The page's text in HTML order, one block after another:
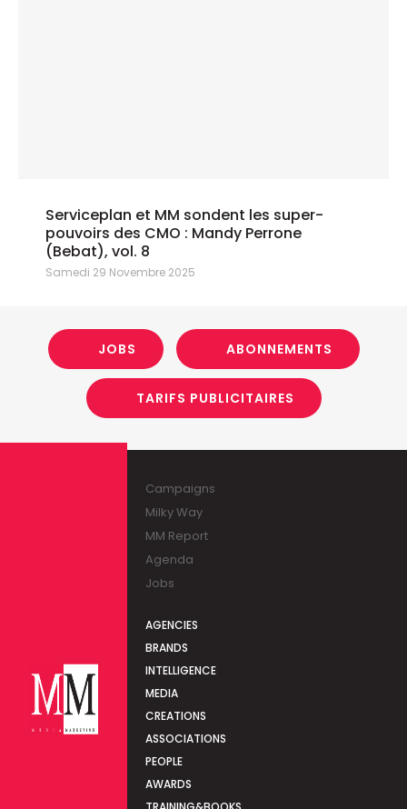
Serviceplan et MM sondent les super-
pouvoirs des CMO : Mandy Perrone
(Bebat), vol. 8
Samedi 29 Novembre 2025
JOBS ABONNEMENTS
TARIFS PUBLICITAIRES
Campaigns
Milky Way
MM Report
Agenda
Jobs
AGENCIES
BRANDS
INTELLIGENCE
MEDIA
CREATIONS
ASSOCIATIONS
PEOPLE
AWARDS